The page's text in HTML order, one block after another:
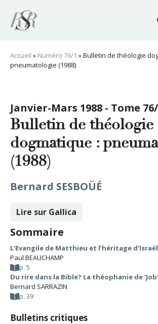
contenu
Accueil » Numéro 76/1 »Bulletin de théologie
pneumatologie (1988)
Janvier-Mars 1988 - Tome
Bulletin de théologie
dogmatique :
(1988)
Bernard SESBOÜÉ
Lire sur Gallica
Sommaire
L’Evangile de Matthieu et l’héritage d’Israël
Paul BEAUCHAMP
p. 5
Du rire dans la Bible? La théophanie de
Bernard SARRAZIN
p. 39
Bulletins critiques